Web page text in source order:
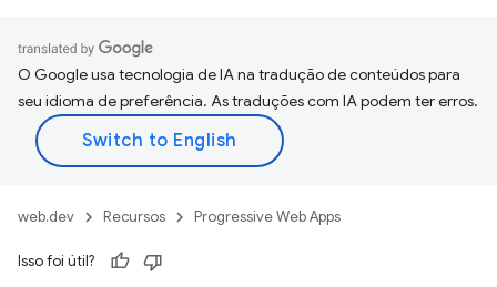
O Google usa tecnologia de IA na tradução de conteúdos para
seu idioma de preferência. As traduções com IA podem ter erros.
web.dev Recursos Progressive Web Apps
Isso foi útil?